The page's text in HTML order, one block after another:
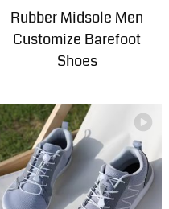
Rubber Midsole Men
Customize Barefoot
Shoes